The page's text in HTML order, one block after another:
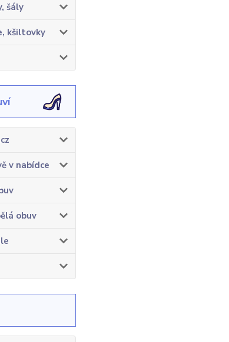
šály
kšiltovky
v nabídce
obuv